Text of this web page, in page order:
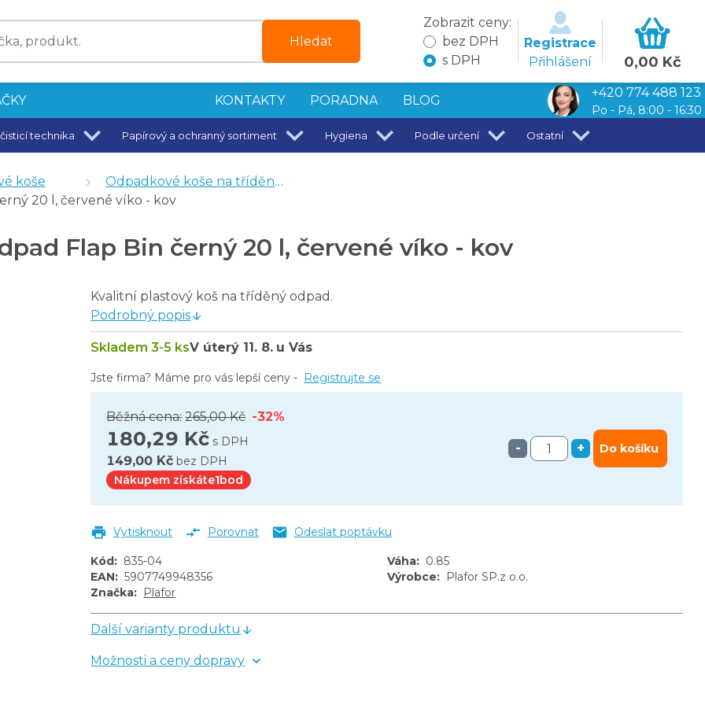
Hledat
Zobrazit ceny:
bez DPH
s DPH
Registrace
Přihlášení
0,00 Kč
KONTAKTY PORADNA BLOG
+420 774 488 123
Po - Pá, 8:00 - 16:30
technika Papírový a ochranný sortiment Hygiena Podle určení Ostatní
sklo
koše
Odpadkové koše na tříděný odpad
20 l, červené víko - kov
Flap Bin černý 20 l, červené víko - kov
Kvalitní plastový koš na tříděný odpad.
Podrobný popis
Běžná cena: 265,00 Kč -32%
180,29 Kč s DPH
149,00 Kč bez DPH
Nákupem získáte1bod
- + Do košíku
Skladem 3-5 ksV úterý 11. 8. u Vás
Jste firma? Máme pro vás lepší ceny - Registrujte se
Vytisknout Porovnat Odeslat poptávku
Kód: 835-04 Váha: 0.85
EAN: 5907749948356 Výrobce: Plafor SP.z o.o.
Značka: Plafor
Další varianty produktu
Možnosti a ceny dopravy